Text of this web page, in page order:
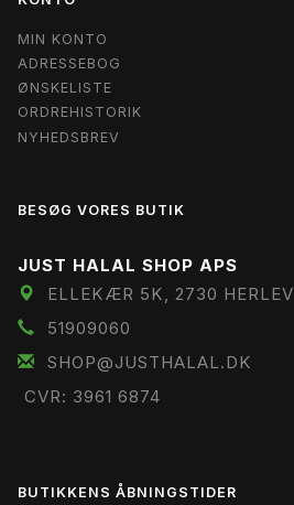
MIN KONTO
ADRESSEBOG
ØNSKELISTE
ORDREHISTORIK
NYHEDSBREV
BESØG VORES BUTIK
JUST HALAL SHOP APS
ELLEKÆR 5K, 2730 HERLEV
51909060
SHOP@JUSTHALAL.DK
CVR: 3961 6874
BUTIKKENS ÅBNINGSTIDER